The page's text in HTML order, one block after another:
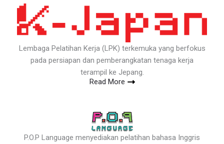
Lembaga Pelatihan Kerja (LPK) terkemuka yang berfokus
pada persiapan dan pemberangkatan tenaga kerja
terampil ke Jepang.
Read More
P.O.P Language menyediakan pelatihan bahasa Inggris